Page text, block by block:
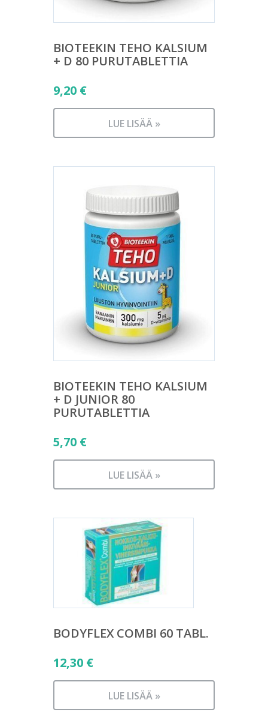
BIOTEEKIN TEHO KALSIUM
+ D 80 PURUTABLETTIA
9,20 €
LUE LISÄÄ »
BIOTEEKIN TEHO KALSIUM
+ D JUNIOR 80
PURUTABLETTIA
5,70 €
LUE LISÄÄ »
BODYFLEX COMBI 60 TABL.
12,30 €
LUE LISÄÄ »